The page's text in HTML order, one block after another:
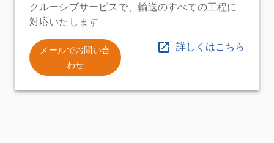
クルーシブサービスで、輸送のすべての工程に
対応いたします
メールでお問い合
わせ
詳しくはこちら